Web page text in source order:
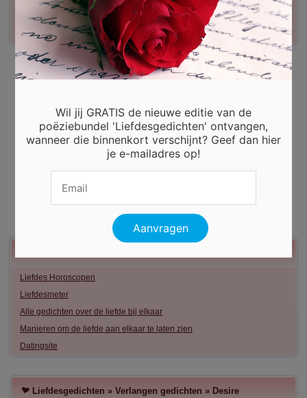
Inloggen!
Registreren Gegevens kwijt?
Liefdes Horoscopen
Liefdesmeter
Alle gedichten over de liefde bij elkaar
Manieren om de liefde aan elkaar te laten zien
Datingsite
Liefdesgedichten » Verlangen gedichten » Desire
Wil jij GRATIS de nieuwe editie van de
poëziebundel 'Liefdesgedichten' ontvangen,
wanneer die binnenkort verschijnt? Geef dan hier
je e-mailadres op!